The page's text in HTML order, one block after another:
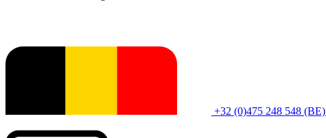
+32 (0)475 248 548 (BE)